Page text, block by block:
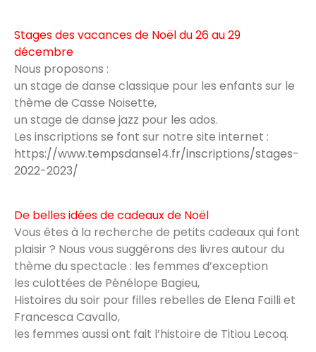
Stages des vacances de Noël du 26 au 29
décembre
Nous proposons :
un stage de danse classique pour les enfants sur le
thème de Casse Noisette,
un stage de danse jazz pour les ados.
Les inscriptions se font sur notre site internet :
https://www.tempsdanse14.fr/inscriptions/stages-
2022-2023/
De belles idées de cadeaux de Noël
Vous êtes à la recherche de petits cadeaux qui font
plaisir ? Nous vous suggérons des livres autour du
thème du spectacle : les femmes d’exception
les culottées de Pénélope Bagieu,
Histoires du soir pour filles rebelles de Elena Failli et
Francesca Cavallo,
les femmes aussi ont fait l’histoire de Titiou Lecoq.